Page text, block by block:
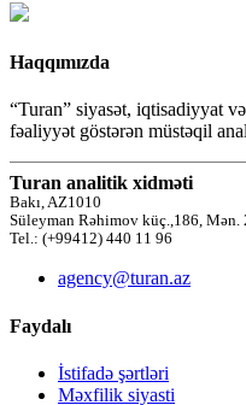
Haqqımızda
“Turan” siyasət, iqtisadiyyat
fəaliyyət göstərən müstəqil
Turan analitik xidməti
Bakı, AZ1010
Süleyman Rəhimov küç.,186, Mən.
Tel.: (+99412) 440 11 96
agency@turan.az
Faydalı
İstifadə şərtləri
Məxfilik siyasti